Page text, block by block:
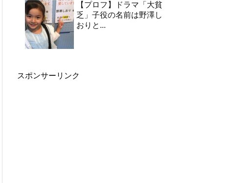
【プロフ】ドラマ「大貧
乏」子役の名前は野澤し
おりと...
スポンサーリンク